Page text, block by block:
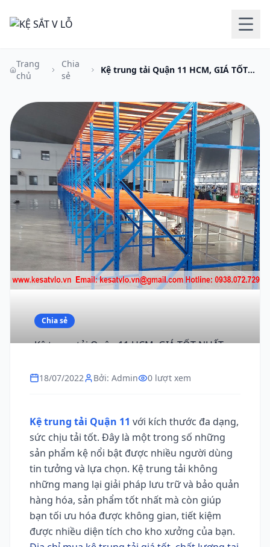
Trang
chủ
Chia
sẻ
Kệ trung tải Quận 11 HCM, GIÁ TỐT
Chia sẻ
Kệ trung tải Quận 11 HCM, GIÁ TỐT NHẤT,
18/07/2022 Bởi: Admin 0 lượt xem
Kệ trung tải Quận 11 với kích thước đa dạng,
sức chịu tải tốt. Đây là một trong số những
sản phẩm kệ nổi bật được nhiều người dùng
tin tưởng và lựa chọn. Kệ trung tải không
những mang lại giải pháp lưu trữ và bảo quản
hàng hóa, sản phẩm tốt nhất mà còn giúp
bạn tối ưu hóa được không gian, tiết kiệm
được nhiều diện tích cho kho xưởng của bạn.